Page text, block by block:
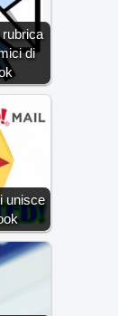
di
unisce